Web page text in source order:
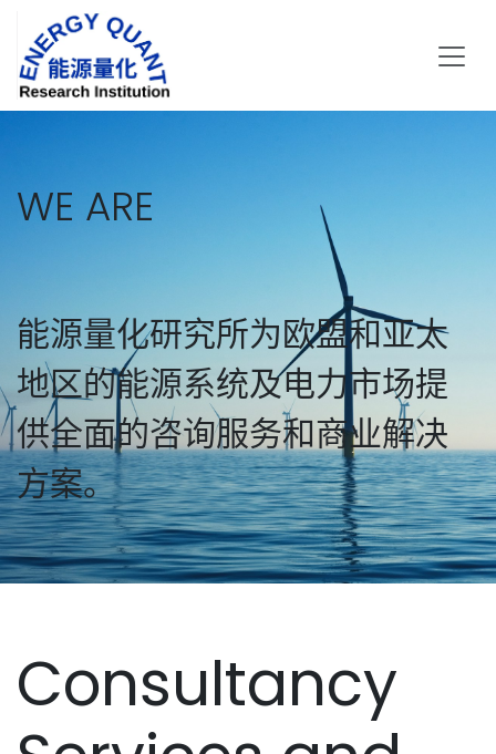
WE ARE
能源量化研究所为欧盟和亚太
地区的能源系统及电力市场提
供全面的咨询服务和商业解决
方案。
Consultancy